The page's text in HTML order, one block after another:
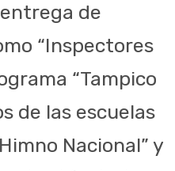
de
“Inspectores
“Tampico
de las escuelas
Nacional” y